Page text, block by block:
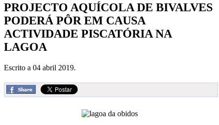
PROJECTO AQUÍCOLA DE BIVALVES
PODERÁ PÔR EM CAUSA
ACTIVIDADE PISCATÓRIA NA
LAGOA
Escrito a 04 abril 2019.